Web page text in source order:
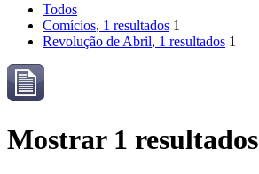
Todos
Comícios, 1 resultados 1
Revolução de Abril, 1 resultados 1
Mostrar 1 resultados